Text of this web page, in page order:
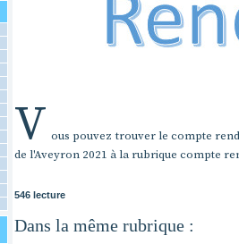
V ous pouvez trouver le compte
de l'Aveyron 2021 à la rubrique compte
546 lecture
Dans la même rubrique :